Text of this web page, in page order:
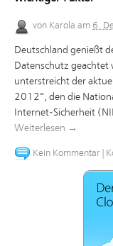
von Karola am 6.
Deutschland genießt
Datenschutz geachtet
unterstreicht der
2012“, den die
Internet-Sicherheit
Weiterlesen →
Kein Kommentar